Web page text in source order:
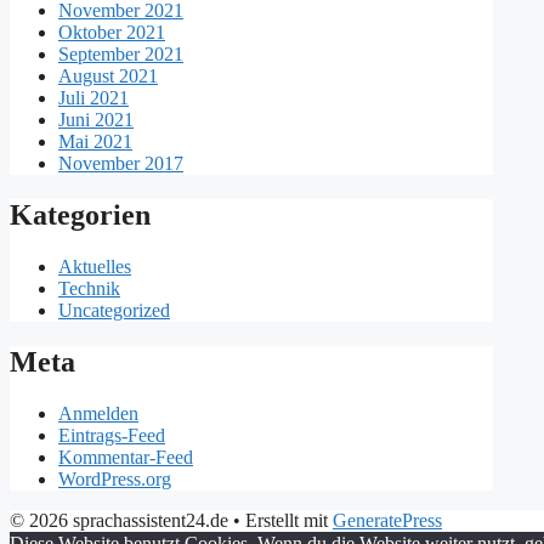
November 2021
Oktober 2021
September 2021
August 2021
Juli 2021
Juni 2021
Mai 2021
November 2017
Kategorien
Aktuelles
Technik
Uncategorized
Meta
Anmelden
Eintrags-Feed
Kommentar-Feed
WordPress.org
© 2026 sprachassistent24.de • Erstellt mit GeneratePress